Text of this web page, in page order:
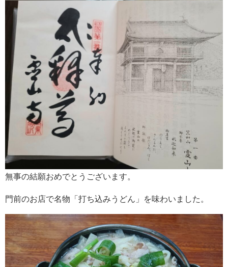
無事の結願おめでとうございます。
門前のお店で名物「打ち込みうどん」を味わいました。